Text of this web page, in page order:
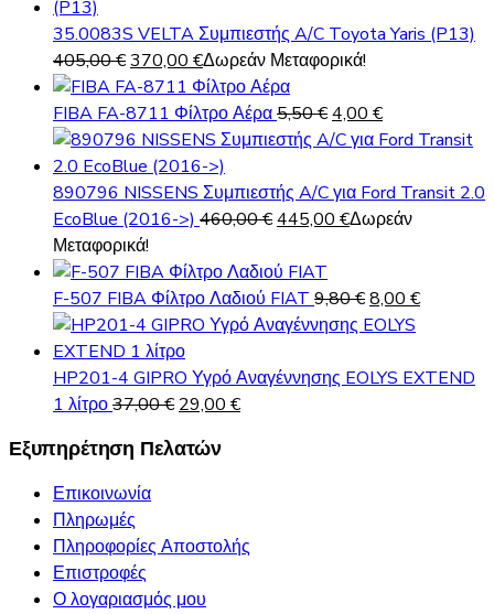
35.0083S VELTA Συμπιεστής A/C Toyota Yaris (P13)
405,00€Original
price
was:
405,00 €.
370,00 €Η
τρέχουσα
τιμή
είναι:
370,00 €.
Δωρεάν Μεταφορικά!
FIBA FA-8711 Φίλτρο Αέρα5,50€Original
price
5,50 €.
4,00 €Η
τρέχουσα
είναι:
4,00 €.
890796 NISSENS Συμπιεστής A/C για Ford Transit 2.0
EcoBlue (2016->) 460,00€Original
was:
460,00 €.
445,00 €Η
είναι:
445,00 €.
Δωρεάν
Μεταφορικά!
F-507 FIBA Φίλτρο Λαδιού FIAT 9,80€Original
price
9,80 €.
8,00 €Η
είναι:
HP201-4 GIPRO Υγρό Αναγέννησης EOLYS EXTEND
1 λίτρο37,00€ Original
was:
29,00 €Η
Εξυπηρέτηση Πελατών
Επικοινωνία
Πληρωμές
Πληροφορίες Αποστολής
Επιστροφές
Ο λογαριασμός μου